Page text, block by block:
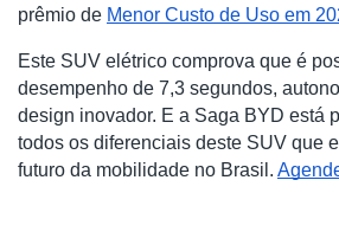
prêmio de Menor Custo de Uso em
Este SUV elétrico comprova que é
desempenho de 7,3 segundos,
design inovador. E a Saga BYD está
todos os diferenciais deste SUV que
futuro da mobilidade no Brasil.